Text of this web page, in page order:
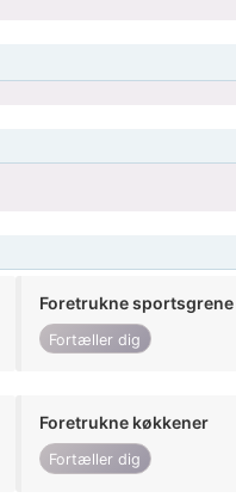
Foretrukne sportsgrene
Fortæller dig
Foretrukne køkkener
Fortæller dig